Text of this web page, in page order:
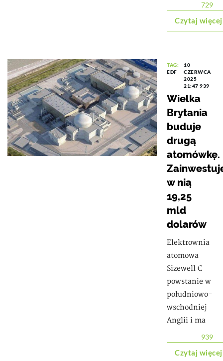
729
Czytaj więcej
TAG:
EDF
10
CZERWCA
2025
21:47 939
Wielka
Brytania
buduje
drugą
atomówkę.
w nią
19,25
mld
dolarów
Elektrownia
atomowa
Sizewell C
powstanie w
południowo-
wschodniej
Anglii i ma
939
Czytaj więcej